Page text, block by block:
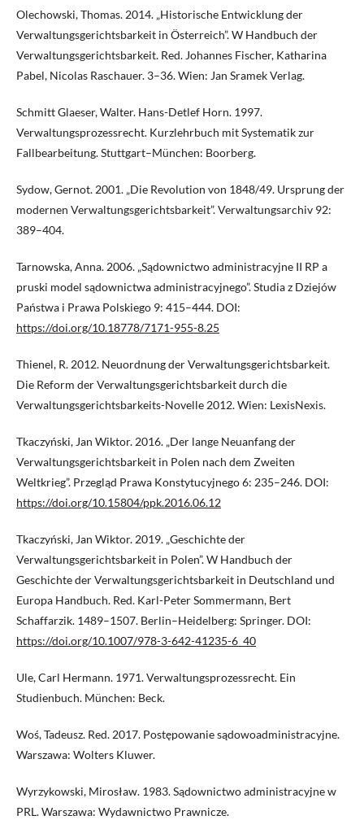
Olechowski, Thomas. 2014. „Historische Entwicklung der
Verwaltungsgerichtsbarkeit in Österreich”. W Handbuch der
Verwaltungsgerichtsbarkeit. Red. Johannes Fischer, Katharina
Pabel, Nicolas Raschauer. 3–36. Wien: Jan Sramek Verlag.
Schmitt Glaeser, Walter. Hans-Detlef Horn. 1997.
Verwaltungsprozessrecht. Kurzlehrbuch mit Systematik zur
Fallbearbeitung. Stuttgart–München: Boorberg.
Sydow, Gernot. 2001. „Die Revolution von 1848/49. Ursprung der
modernen Verwaltungsgerichtsbarkeit”. Verwaltungsarchiv 92:
389–404.
Tarnowska, Anna. 2006. „Sądownictwo administracyjne II RP a
pruski model sądownictwa administracyjnego”. Studia z Dziejów
Państwa i Prawa Polskiego 9: 415–444. DOI:
https://doi.org/10.18778/7171-955-8.25
Thienel, R. 2012. Neuordnung der Verwaltungsgerichtsbarkeit.
Die Reform der Verwaltungsgerichtsbarkeit durch die
Verwaltungsgerichtsbarkeits-Novelle 2012. Wien: LexisNexis.
Tkaczyński, Jan Wiktor. 2016. „Der lange Neuanfang der
Verwaltungsgerichtsbarkeit in Polen nach dem Zweiten
Weltkrieg”. Przegląd Prawa Konstytucyjnego 6: 235–246. DOI:
https://doi.org/10.15804/ppk.2016.06.12
Tkaczyński, Jan Wiktor. 2019. „Geschichte der
Verwaltungsgerichtsbarkeit in Polen”. W Handbuch der
Geschichte der Verwaltungsgerichtsbarkeit in Deutschland und
Europa Handbuch. Red. Karl-Peter Sommermann, Bert
Schaffarzik. 1489–1507. Berlin–Heidelberg: Springer. DOI:
https://doi.org/10.1007/978-3-642-41235-6_40
Ule, Carl Hermann. 1971. Verwaltungsprozessrecht. Ein
Studienbuch. München: Beck.
Woś, Tadeusz. Red. 2017. Postępowanie sądowoadministracyjne.
Warszawa: Wolters Kluwer.
Wyrzykowski, Mirosław. 1983. Sądownictwo administracyjne w
PRL. Warszawa: Wydawnictwo Prawnicze.